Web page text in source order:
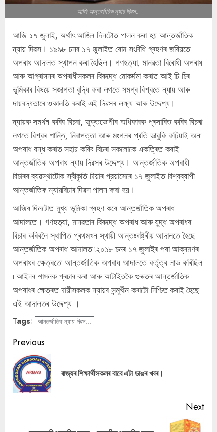
আজি আন্তৰ্জাতিক ন্যায় দিৱস...
আজি ১৭ জুলাই, অৰ্থাৎ আজিৰ দিনটোত পালন কৰা হয় আন্তৰ্জাতিক
ন্যায় দিৱস। ১৯৯৮ চনৰ ১৭ জুলাইত ৰোম সংবিধি গ্ৰহণৰ জৰিয়তে
অপৰাধ আদালত স্থাপন কৰা হৈছিল। গণহত্যা, মানৱতা বিৰোধী অপৰাধ
আৰু আগ্ৰাসনৰ অপৰাধীসকলৰ বিৰুদ্ধে মোকৰ্দমা কৰাত আই চি চিৰ
ভূমিকাৰ বিষয়ে সজাগতা বৃদ্ধি কৰা লগতে সমগ্ৰ বিশ্বতে ন্যায় আৰু
দায়বদ্ধতাৰে ওকালতি কৰাই এই দিৱসৰ লক্ষ্য আৰু উদ্দেশ্য।
ন্যায়ক সমৰ্থন কৰিব বিচৰা, ভুক্তভোগীৰ অধিকাৰক প্ৰসাৰিত কৰিব বিচৰা
লগতে বিশ্বৰ শান্তি, নিৰাপত্তা আৰু মংগলৰ প্ৰতি ভাবুকি কঢ়িয়াই অনা
অপৰাধ বন্ধ কৰাত সহায় কৰিব বিচৰা সকলোকে একত্ৰিত কৰাই
আন্তৰ্জাতিক অপৰাধ ন্যায় দিৱসৰ উদ্দেশ্য। আন্তর্জাতিক অপৰাধী
বিচাৰৰ ব্যৱস্থাটোক স্বীকৃতি দিয়াৰ প্রয়াসেৰে ১৭ জুলাইত বিশ্বব্যাপী
আন্তর্জাতিক ন্যায়বিচাৰ দিৱস পালন কৰা হয়।
আজিৰ দিনটোত মুখ্য ভূমিকা গ্ৰহণ কৰে আন্তৰ্জাতিক অপৰাধ
আদালতে। গণহত্যা, মানৱতাৰ বিৰুদ্ধে অপৰাধ আৰু যুদ্ধ অপৰাধৰ
বিচাৰ কৰিবলৈ স্থাপিত প্ৰথমখন স্থায়ী আন্তঃৰাষ্ট্ৰীয় আদালতে হৈছে
আন্তৰ্জাতিক অপৰাধ আদালত ৷২০১৮ চনৰ ১৭ জুলাইৰ পৰা আক্ৰমণৰ
অপৰাধৰ ক্ষেত্ৰতো আন্তৰ্জাতিক অপৰাধ আদালতে কৰ্তৃত্ব লাভ কৰিছিল
৷ আইনৰ শাসনক প্ৰচাৰ কৰা আৰু আটাইতকৈ গুৰুতৰ আন্তৰ্জাতিক
অপৰাধৰ ক্ষেত্ৰত দায়ীসকলক ন্যায়ৰ সন্মুখীন কৰাটো নিশ্চিত কৰাই হৈছে
এই আদালতৰ উদ্দেশ্য ।
Tags: আন্তৰ্জাতিক ন্যায় দিৱস...
Continue
Reading
Previous
ৰাজ্যৰ শিক্ষাৰ্থীসকলৰ বাবে এটা ডাঙৰ খবৰ।
Next